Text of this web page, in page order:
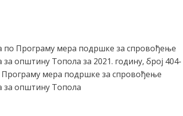
по Програму мера подршке за спровођење
општину Топола за 2021. годину, број 404-
Програму мера подршке за спровођење
за општину Топола